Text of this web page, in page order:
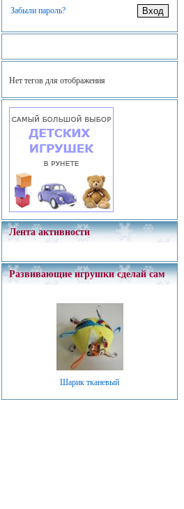
Забыли пароль?
Нет тегов для отображения
Лента активности
Развивающие игрушки сделай сам
Шарик тканевый